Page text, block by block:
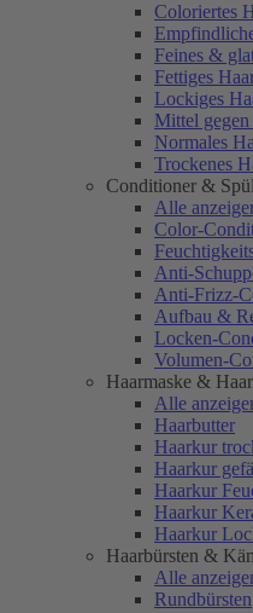
Coloriertes
Feines &
Fettiges
Lockiges
Mittel
Normales
Trockenes
Conditioner &
Alle
Color-
Anti-
Anti-Frizz-
Aufbau &
Locken-
Volumen-
Haarmaske &
Alle
Haarbutter
Haarkur
Haarkur
Haarkur
Haarkur
Haarkur
Haarbürsten &
Alle
Rundbürsten